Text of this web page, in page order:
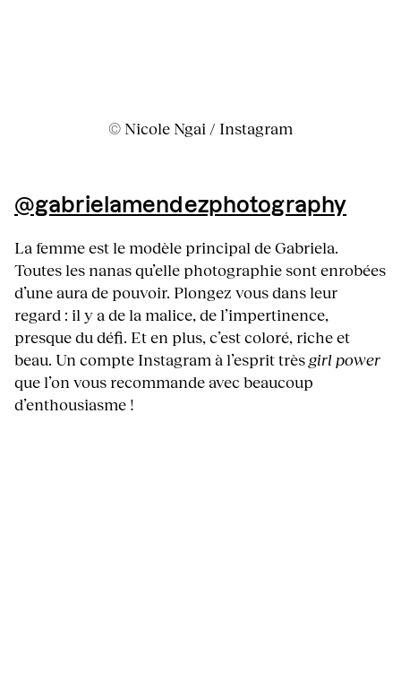
© Nicole Ngai / Instagram
@gabrielamendezphotography
La femme est le modèle principal de Gabriela.
Toutes les nanas qu’elle photographie sont enrobées
d’une aura de pouvoir. Plongez vous dans leur
regard : il y a de la malice, de l’impertinence,
presque du défi. Et en plus, c’est coloré, riche et
beau. Un compte Instagram à l’esprit trèsgirl power
que l’on vous recommande avec beaucoup
d’enthousiasme !